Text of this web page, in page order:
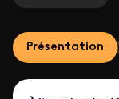
Présentation